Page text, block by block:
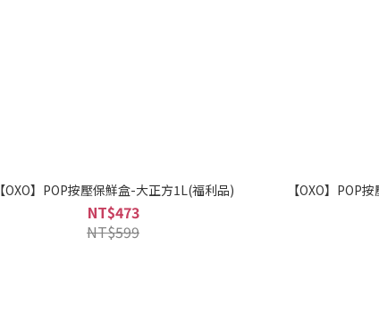
【OXO】POP按壓保鮮盒-大正方1L(福利品)
NT$473
NT$599
【OXO】POP